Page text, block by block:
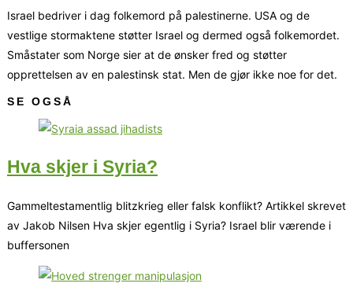
Israel bedriver i dag folkemord på palestinerne. USA og de
vestlige stormaktene støtter Israel og dermed også folkemordet.
Småstater som Norge sier at de ønsker fred og støtter
opprettelsen av en palestinsk stat. Men de gjør ikke noe for det.
SE OGSÅ
Hva skjer i Syria?
Gammeltestamentlig blitzkrieg eller falsk konflikt? Artikkel skrevet
av Jakob Nilsen Hva skjer egentlig i Syria? Israel blir værende i
buffersonen